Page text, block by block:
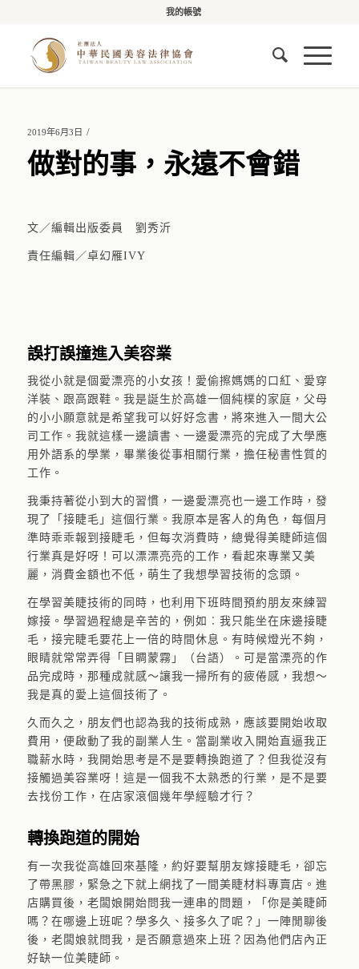
我的帳號
2019年6月3日 /
做對的事，永遠不會錯
文／編輯出版委員 劉秀沂
責任編輯／卓幻雁IVY
誤打誤撞進入美容業
我從小就是個愛漂亮的小女孩！愛偷擦媽媽的口紅、愛穿
洋裝、跟高跟鞋。我是誕生於高雄一個純樸的家庭，父母
的小小願意就是希望我可以好好念書，將來進入一間大公
司工作。我就這樣一邊讀書、一邊愛漂亮的完成了大學應
用外語系的學業，畢業後從事相關行業，擔任秘書性質的
工作。
我秉持著從小到大的習慣，一邊愛漂亮也一邊工作時，發
現了「接睫毛」這個行業。我原本是客人的角色，每個月
準時乖乖報到接睫毛，但每次消費時，總覺得美睫師這個
行業真是好呀！可以漂漂亮亮的工作，看起來專業又美
麗，消費金額也不低，萌生了我想學習技術的念頭。
在學習美睫技術的同時，也利用下班時間預約朋友來練習
嫁接。學習過程總是辛苦的，例如︰我只能坐在床邊接睫
毛，接完睫毛要花上一倍的時間休息。有時候燈光不夠，
眼睛就常常弄得「目睭蒙霧」（台語）。可是當溧亮的作
品完成時，那種成就感～讓我一掃所有的疲倦感，我想～
我是真的愛上這個技術了。
久而久之，朋友們也認為我的技術成熟，應該要開始收取
費用，便啟動了我的副業人生。當副業收入開始直逼我正
職薪水時，我開始思考是不是要轉換跑道了？但我從沒有
接觸過美容業呀！這是一個我不太熟悉的行業，是不是要
去找份工作，在店家滾個幾年學經驗才行？
轉換跑道的開始
有一次我從高雄回來基隆，約好要幫朋友嫁接睫毛，卻忘
了帶黑膠，緊急之下就上網找了一間美睫材料專賣店。進
店購買後，老闆娘開始問我一連串的問題，「你是美睫師
嗎？在哪邊上班呢？學多久、接多久了呢？」一陣閒聊後
後，老闆娘就問我，是否願意過來上班？因為他們店內正
好缺一位美睫師。